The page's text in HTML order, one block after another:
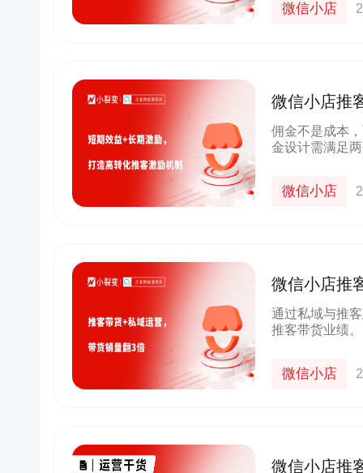
微信小店
微信小店推
造高转化推
佣金不是成本
金设计需满足
微信小店
微信小店推
货销量翻3倍
通过私域与推
推客带货业绩
微信小店
微信小店推
以“京豆”作为活动奖品，吸引客户转发
海报，邀请朋友进群 通过小裂变SCRM
企业微信+视频号打造公私域联动，
能门店导流线上，用企业微信沉淀